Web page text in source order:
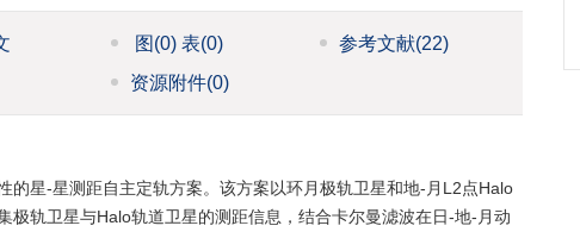
图 (0)表(0) 参考文献(22)
资源附件(0)
的星-星测距自主定轨方案。该方案以环月极轨卫星和地-月L2点Halo
轨卫星与Halo轨道卫星的测距信息，结合卡尔曼滤波在日-地-月动